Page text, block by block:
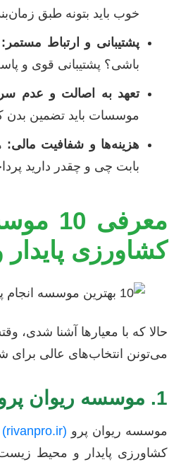
خوب باید بتونه طبق
پشتیبانی و ارتباط مستمر:
باشی؟ پشتیبانی قوی و
تعهد به اصالت و عدم
موسسات باید تضمین بدن
هزینه‌ها و شفافیت مالی:
بابت چی و چقدر دارید
کشاورزی
می‌تونن انتخاب‌های عالی برای
1. موسسه ریوان پرو (RivanPro)
موسسه ریوان پرو (rivanpro.ir)
کشاورزی پایدار و محیط